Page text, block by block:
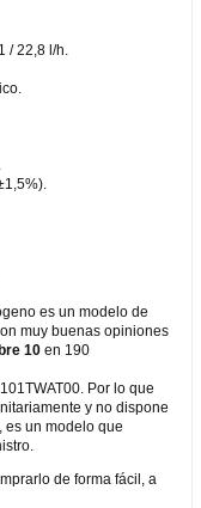
/ 22,8 l/h.
es un modelo de
muy buenas opiniones
10 en 190
Por lo que
y no dispone
es un modelo que
de forma fácil, a